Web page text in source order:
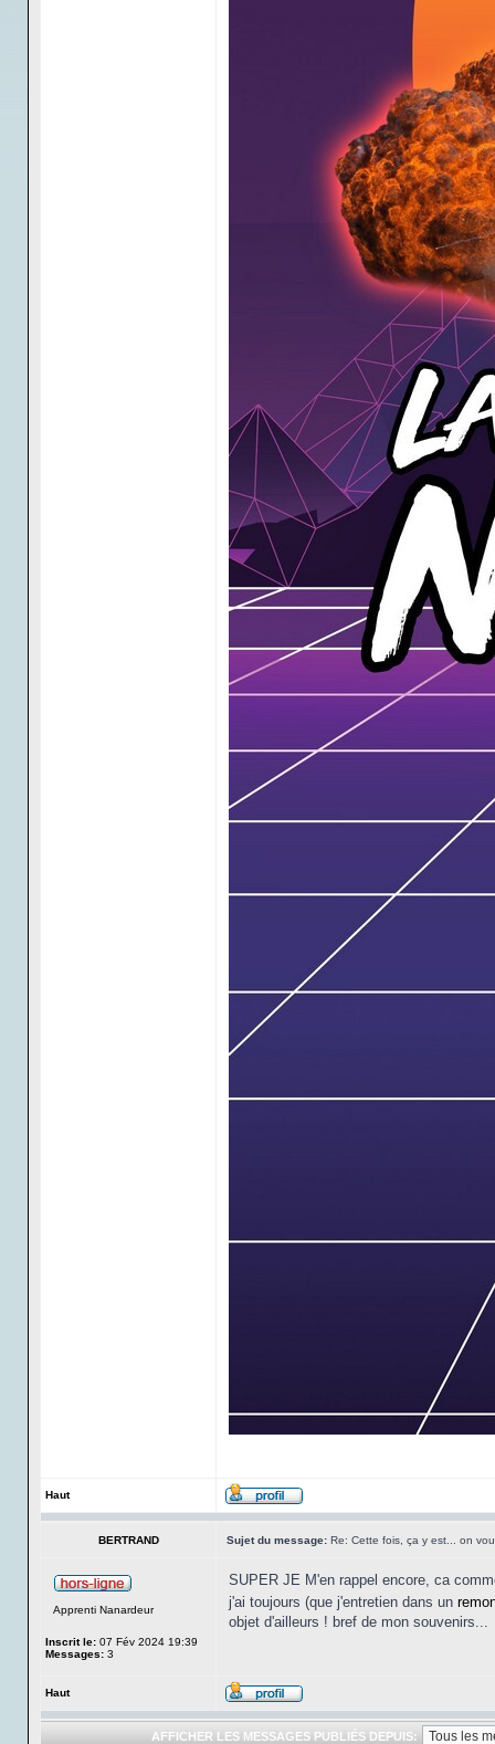
Haut
BERTRAND Sujet du message: Re: Cette fois, ça y est... on
Apprenti Nanardeur
Inscrit le: 07 Fév 2024 19:39
Messages: 3
SUPER JE M'en rappel encore, ca
j'ai toujours (que j'entretien dans un
objet d'ailleurs ! bref de mon souvenirs...
Haut
AFFICHER LES MESSAGES PUBLIÉS DEPUIS: